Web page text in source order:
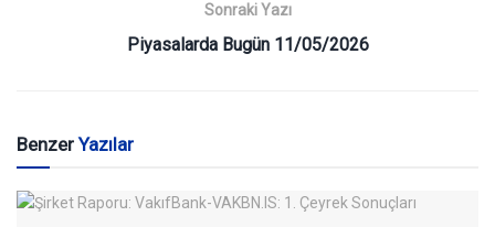
Sonraki Yazı
Piyasalarda Bugün 11/05/2026
BenzerYazılar